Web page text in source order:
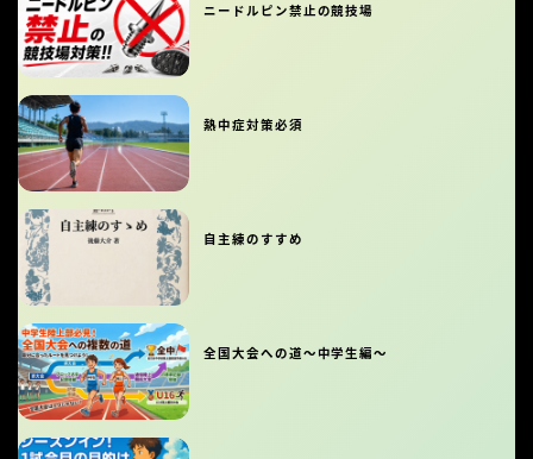
ニードルピン禁止の競技場
熱中症対策必須
自主練のすすめ
全国大会への道〜中学生編〜